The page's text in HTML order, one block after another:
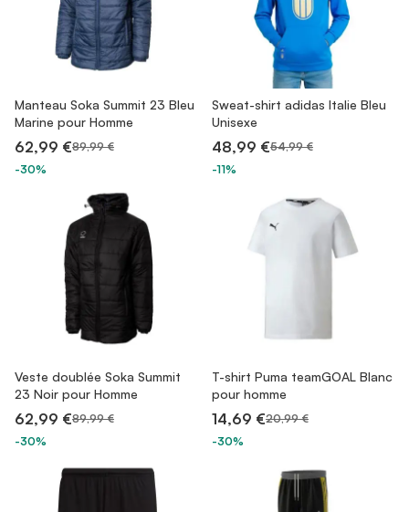
Manteau Soka Summit 23 Bleu
Marine pour Homme
62,99 €89,99 €
-30%
Sweat-shirt adidas Italie Bleu
Unisexe
48,99 €54,99 €
-11%
Veste doublée Soka Summit
23 Noir pour Homme
62,99 €89,99 €
-30%
T-shirt Puma teamGOAL Blanc
pour homme
14,69 €20,99 €
-30%